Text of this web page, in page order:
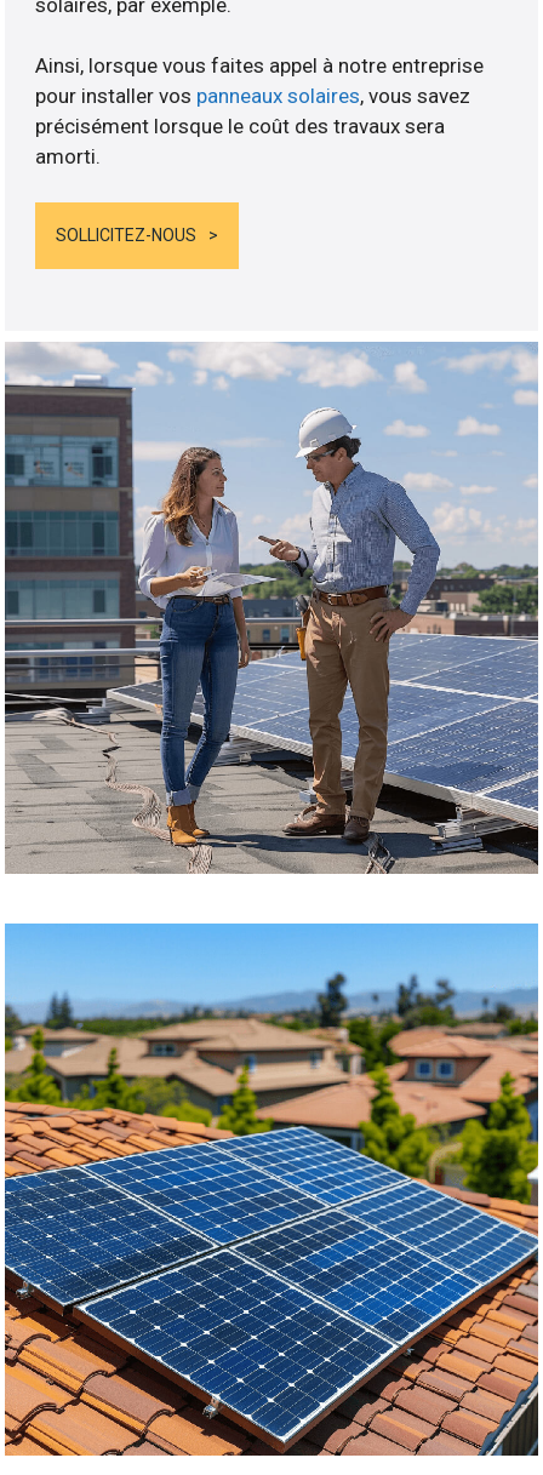
Ainsi, lorsque vous faites appel à notre entreprise
pour installer vos panneaux solaires, vous savez
précisément lorsque le coût des travaux sera
amorti.
SOLLICITEZ-NOUS